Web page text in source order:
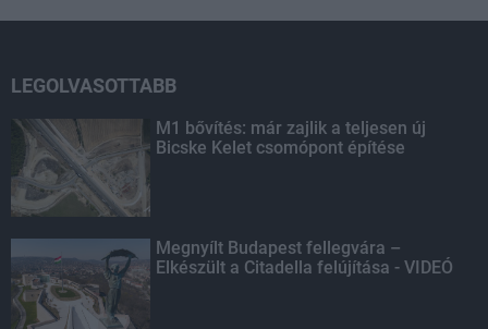
LEGOLVASOTTABB
M1 bővítés: már zajlik a teljesen új
Bicske Kelet csomópont építése
Megnyílt Budapest fellegvára –
Elkészült a Citadella felújítása - VIDEÓ